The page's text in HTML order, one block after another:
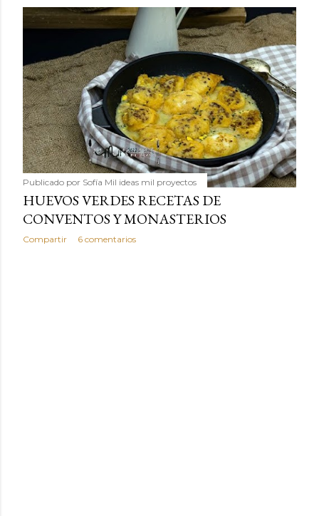
Publicado por Sofía Mil ideas mil proyectos
HUEVOS VERDES RECETAS DE
CONVENTOS Y MONASTERIOS
Compartir 6 comentarios